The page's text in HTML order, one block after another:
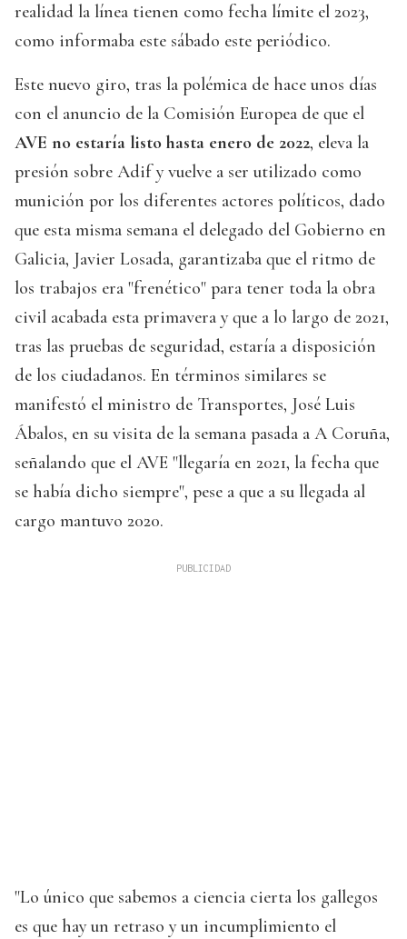
realidad la línea tienen como fecha límite el 2023,
como informaba este sábado este periódico.
Este nuevo giro, tras la polémica de hace unos días
con el anuncio de la Comisión Europea de que el
AVE no estaría listo hasta enero de 2022, eleva la
presión sobre Adif y vuelve a ser utilizado como
munición por los diferentes actores políticos, dado
que esta misma semana el delegado del Gobierno en
Galicia, Javier Losada, garantizaba que el ritmo de
los trabajos era "frenético" para tener toda la obra
civil acabada esta primavera y que a lo largo de 2021,
tras las pruebas de seguridad, estaría a disposición
de los ciudadanos. En términos similares se
manifestó el ministro de Transportes, José Luis
Ábalos, en su visita de la semana pasada a A Coruña,
señalando que el AVE "llegaría en 2021, la fecha que
se había dicho siempre", pese a que a su llegada al
cargo mantuvo 2020.
"Lo único que sabemos a ciencia cierta los gallegos
es que hay un retraso y un incumplimiento el